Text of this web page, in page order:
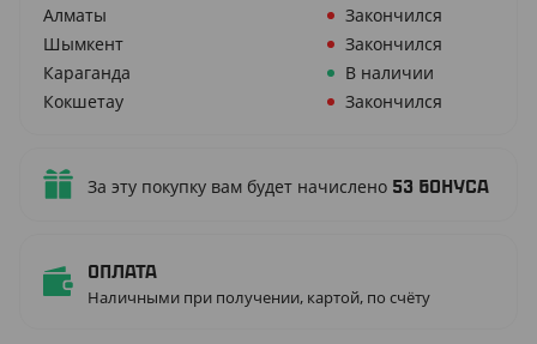
Алматы
Закончился
Шымкент
Закончился
Караганда
В наличии
Кокшетау
Закончился
За эту покупку вам будет начислено 53 бонуса
Оплата
Наличными при получении, картой, по счёту